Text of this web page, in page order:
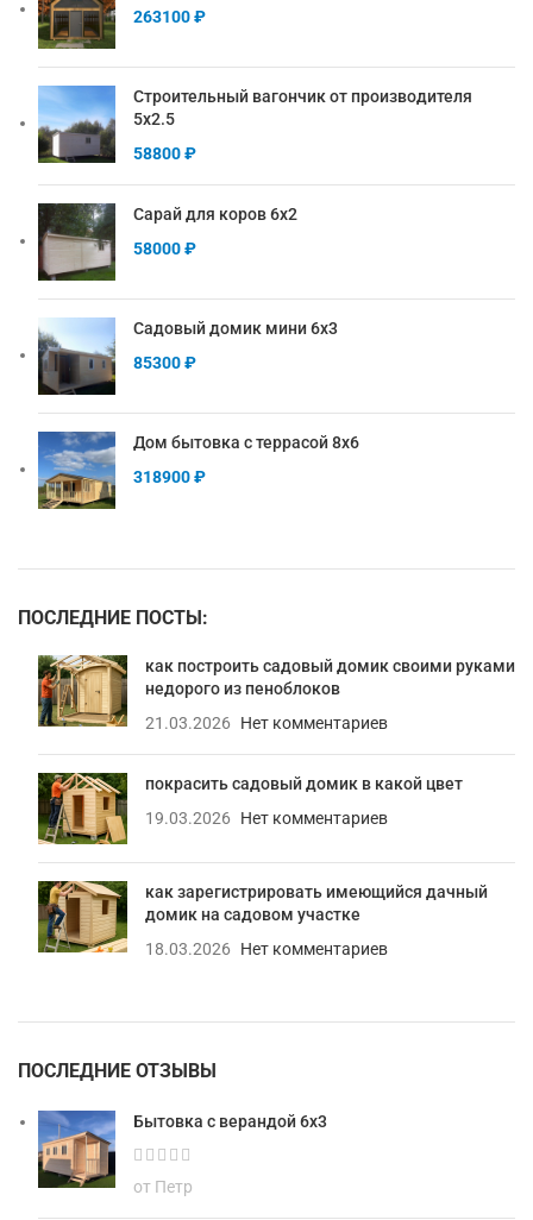
263100₽
Строительный вагончик от производителя
5х2.5
58800₽
Сарай для коров 6х2
58000₽
Садовый домик мини 6х3
85300₽
Дом бытовка с террасой 8х6
318900₽
ПОСЛЕДНИЕ ПОСТЫ:
как построить садовый домик своими руками
недорого из пеноблоков
21.03.2026
Нет комментариев
покрасить садовый домик в какой цвет
19.03.2026
Нет комментариев
как зарегистрировать имеющийся дачный
домик на садовом участке
18.03.2026
Нет комментариев
ПОСЛЕДНИЕ ОТЗЫВЫ
Бытовка с верандой 6х3
от Петр